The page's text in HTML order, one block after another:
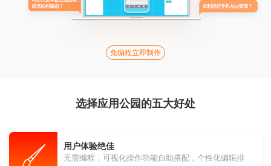
免编程立即制作
选择应用公园的五大好处
用户体验绝佳
无需编程，可视化操作功能自助搭配，个性化编辑排